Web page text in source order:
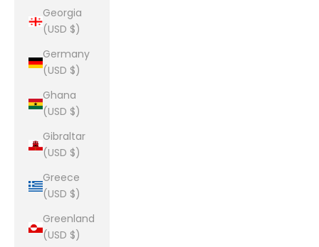
Georgia
(USD $)
Germany
(USD $)
Ghana
(USD $)
Gibraltar
(USD $)
Greece
(USD $)
Greenland
(USD $)